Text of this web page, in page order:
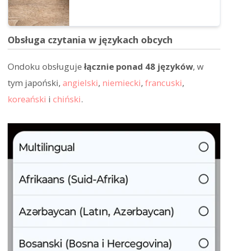
Obsługa czytania w językach obcych
Ondoku obsługuje łącznie ponad 48 języków, w
tym japoński, angielski, niemiecki, francuski,
koreański i chiński.